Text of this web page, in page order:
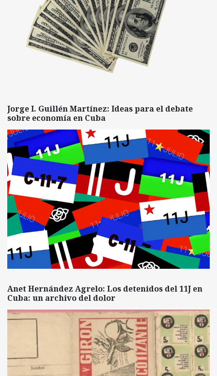
Jorge I. Guillén Martínez: Ideas para el debate
sobre economía en Cuba
Anet Hernández Agrelo: Los detenidos del 11J en
Cuba: un archivo del dolor